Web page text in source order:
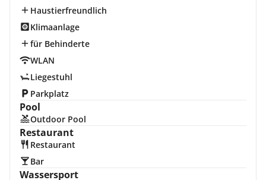
Haustierfreundlich
Klimaanlage
für Behinderte
WLAN
Liegestuhl
Parkplatz
Pool
Outdoor Pool
Restaurant
Restaurant
Bar
Wassersport